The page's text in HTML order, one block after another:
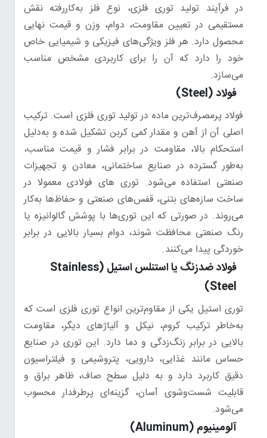
در فرآیند تولید توری فلزی، نوع فلز به‌کاررفته نقش
مستقیمی در تعیین مقاومت، دوام، وزن و قیمت نهایی
محصول دارد. هر فلز ویژگی‌های فیزیکی و شیمیایی خاص
خود را دارد که آن را برای کاربردی مشخص مناسب
می‌سازد.
فولاد (Steel)
فولاد پرمصرف‌ترین ماده در تولید توری فلزی است. ترکیب
اصلی آن از آهن و مقدار کمی کربن تشکیل شده و به‌دلیل
استحکام بالا، مقاومت در برابر فشار و قیمت مناسب،
به‌طور گسترده در صنایع ساختمانی، معادن و تجهیزات
صنعتی استفاده می‌شود. توری های فولادی معمولا در
ساخت سازه‌های بتنی، قفس‌های صنعتی و حفاظ‌ها به‌کار
می‌روند. در صورتی که این توری‌ها با پوشش گالوانیزه یا
رنگ صنعتی محافظت شوند، دوام بسیار بالایی در برابر
خوردگی پیدا می‌کنند.
فولاد ضدزنگ یا استنلس استیل (Stainless
Steel)
توری استیل یکی از مقاوم‌ترین انواع توری فلزی است که
به‌خاطر ترکیب کروم، نیکل و آلیاژهای دیگر، مقاومت
بالایی در برابر زنگ‌زدگی و دما دارد. این توری در صنایع
حساس مانند غذایی، دارویی، پتروشیمی و فیلتراسیون
دقیق کاربرد دارد و به دلیل سطح صاف، ظاهر براق و
قابلیت شست‌وشوی آسان، گزینه‌ای پرطرفدار محسوب
می‌شود.
آلومینیوم (Aluminum)